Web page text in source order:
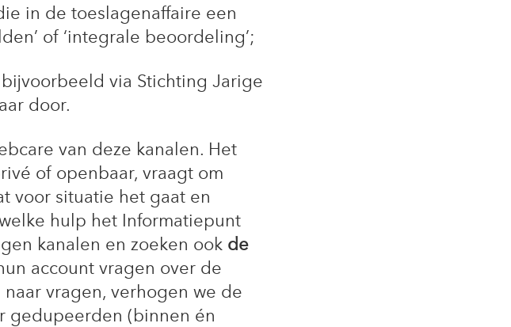
in de toeslagenaffaire een
of ‘integrale beoordeling’;
via Stichting Jarige
door.
van deze kanalen. Het
of openbaar, vraagt om
voor situatie het gaat en
hulp het Informatiepunt
kanalen en zoeken ook de
account vragen over de
vragen, verhogen we de
gedupeerden (binnen én